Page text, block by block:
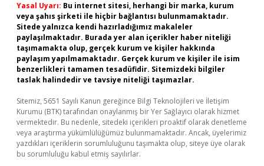
Yasal Uyarı: Bu internet sitesi, herhangi bir marka, kurum
veya şahıs şirketi ile hiçbir bağlantısı bulunmamaktadır.
Sitede yalnızca kendi hazırladığımız makaleler
paylaşılmaktadır. Burada yer alan içerikler haber niteliği
taşımamakta olup, gerçek kurum ve kişiler hakkında
paylaşım yapılmamaktadır. Gerçek kurum ve kişiler ile isim
benzerlikleri tamamen tesadüfidir. Sitemizdeki bilgiler
taslak halindedir ve tavsiye niteliği taşımazlar.
Sitemiz, 5651 Sayılı Kanun gereğince Bilgi Teknolojileri ve İletişim
Kurumu (BTK) tarafından onaylanmış bir Yer Sağlayıcı olarak hizmet
vermektedir. Bu nedenle, sitedeki içerikleri proaktif olarak denetleme
veya araştırma yükümlülüğümüz bulunmamaktadır. Ancak, üyelerimiz
yazdıkları içeriklerin sorumluluğunu taşımakta olup, siteye üye olarak
bu sorumluluğu kabul etmiş sayılırlar.